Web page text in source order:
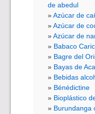
de abedul
Azúcar de
Azúcar de
Azúcar de
Babaco
Bagre del
Bayas de
Bebidas
Bénédictine
Bioplástico
Burundanga